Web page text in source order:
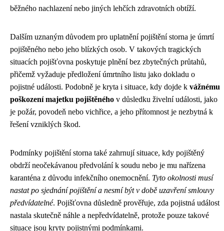
běžného nachlazení nebo jiných lehčích zdravotních obtíží.
Dalším uznaným důvodem pro uplatnění pojištění storna je úmrtí
pojištěného nebo jeho blízkých osob. V takových tragických
situacích pojišťovna poskytuje plnění bez zbytečných průtahů,
přičemž vyžaduje předložení úmrtního listu jako dokladu o
pojistné události. Podobně je kryta i situace, kdy dojde k vážnému
poškození majetku pojištěného v důsledku živelní události, jako
je požár, povodeň nebo vichřice, a jeho přítomnost je nezbytná k
řešení vzniklých škod.
Podmínky pojištění storna také zahrnují situace, kdy pojištěný
obdrží neočekávanou předvolání k soudu nebo je mu nařízena
karanténa z důvodu infekčního onemocnění. Tyto okolnosti musí
nastat po sjednání pojištění a nesmí být v době uzavření smlouvy
předvídatelné. Pojišťovna důsledně prověřuje, zda pojistná událost
nastala skutečně náhle a nepředvídatelně, protože pouze takové
situace jsou kryty pojistnými podmínkami.